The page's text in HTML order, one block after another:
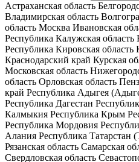
Астраханская область
Владимирская область
область Москва Ивановская
Республика Калужская область
Республика Кировская область
Краснодарский край Курская
Московская область
область Орловская область
край Республика Адыгея
Республика Дагестан
Калмыкия Республика Крым
Республика Мордовия
Алания Республика Татарстан
Рязанская область Самарская
Свердловская область